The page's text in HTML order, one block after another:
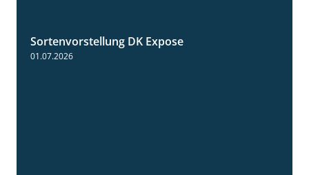
Sortenvorstellung DK Expose
01.07.2026